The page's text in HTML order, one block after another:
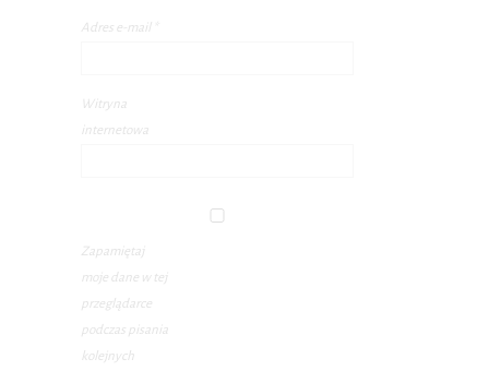
Adres e-mail
Witryna
internetowa
Zapamiętaj
moje dane w tej
przeglądarce
podczas pisania
kolejnych